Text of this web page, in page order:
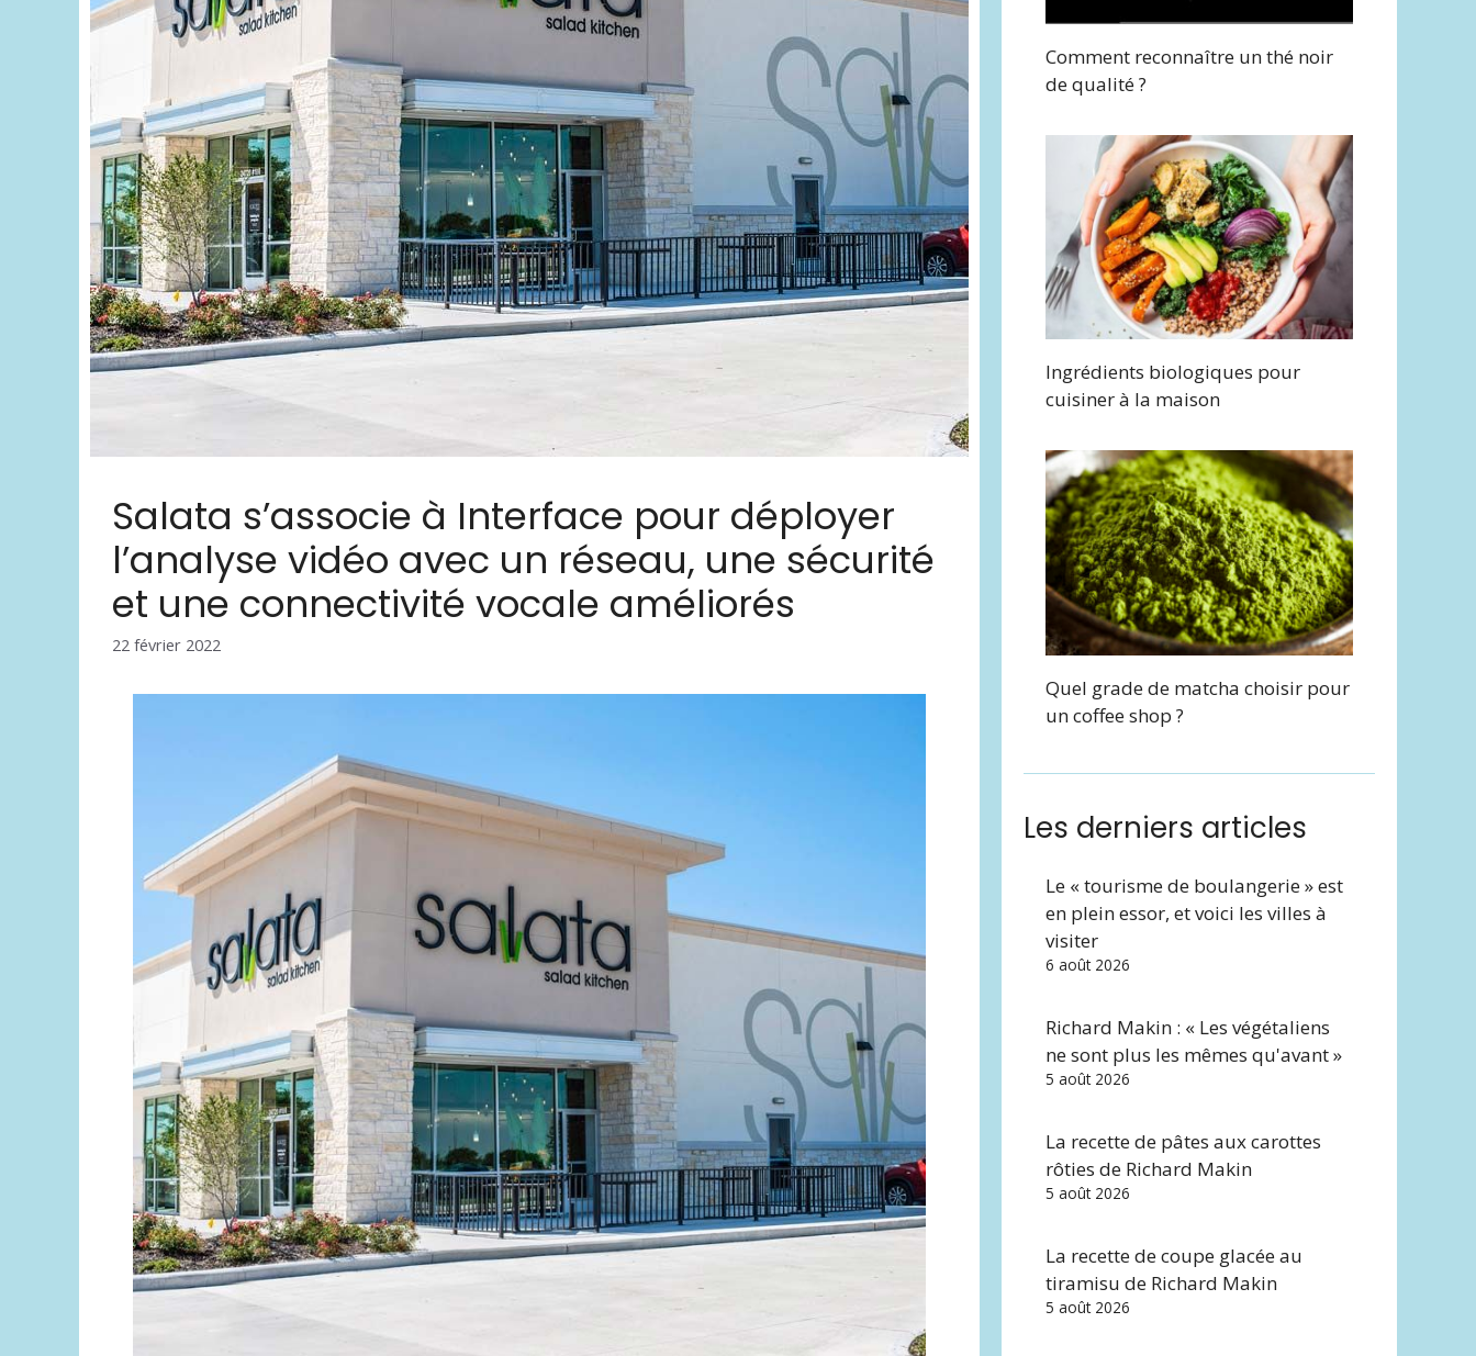
Salata s’associe à Interface pour déployer
l’analyse vidéo avec un réseau, une sécurité
et une connectivité vocale améliorés
22 février 2022
Comment reconnaître un thé noir
de qualité ?
Ingrédients biologiques pour
cuisiner à la maison
Quel grade de matcha choisir pour
un coffee shop ?
Les derniers articles
Le « tourisme de boulangerie » est
en plein essor, et voici les villes à
visiter
6 août 2026
Richard Makin : « Les végétaliens
ne sont plus les mêmes qu'avant »
5 août 2026
La recette de pâtes aux carottes
rôties de Richard Makin
5 août 2026
La recette de coupe glacée au
tiramisu de Richard Makin
5 août 2026